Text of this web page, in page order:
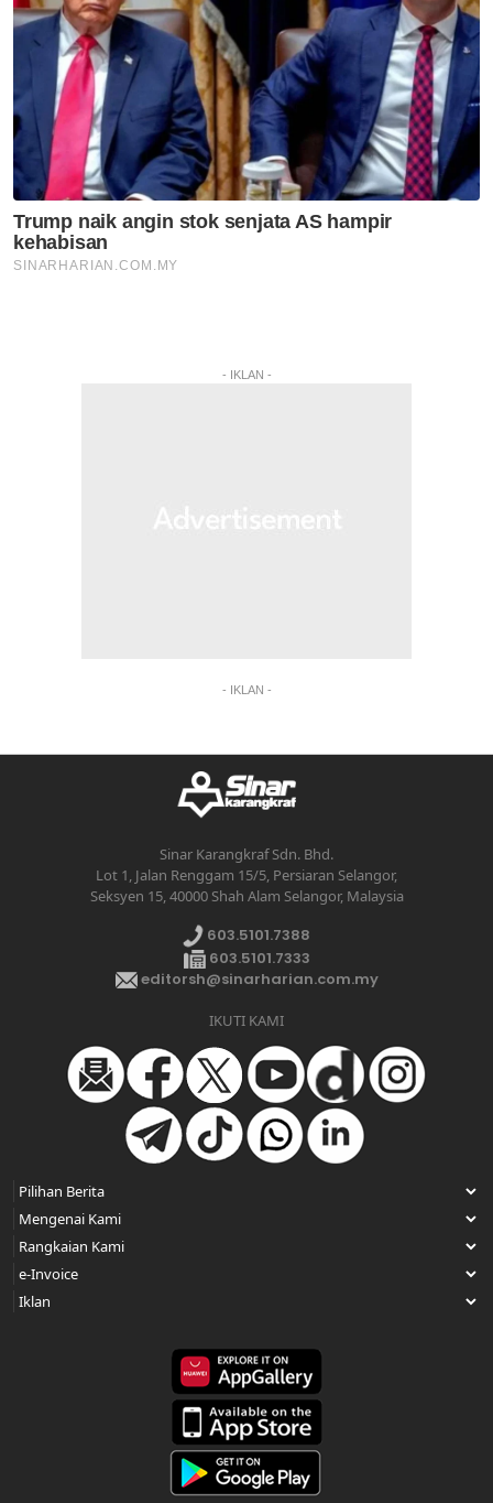
- IKLAN -
- IKLAN -
Sinar Karangkraf Sdn. Bhd.
Lot 1, Jalan Renggam 15/5, Persiaran Selangor,
Seksyen 15, 40000 Shah Alam Selangor, Malaysia
603.5101.7388
603.5101.7333
editorsh@sinarharian.com.my
IKUTI KAMI